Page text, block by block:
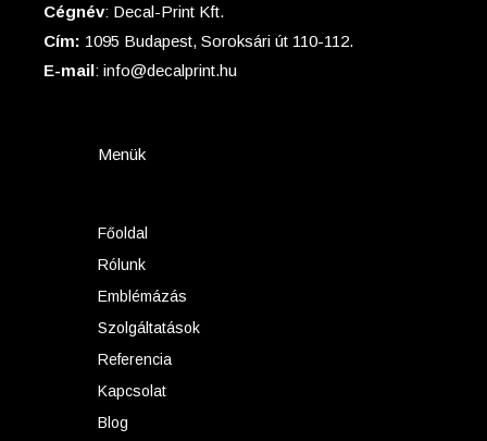
Cégnév: Decal-Print Kft.
Cím: 1095 Budapest, Soroksári út 110-112.
E-mail: info@decalprint.hu
Menük
Főoldal
Rólunk
Emblémázás
Szolgáltatások
Referencia
Kapcsolat
Blog